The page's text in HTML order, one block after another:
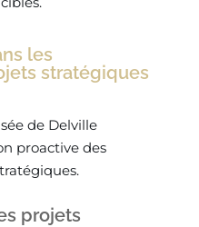
les
stratégiques
de Delville
proactive des
projets